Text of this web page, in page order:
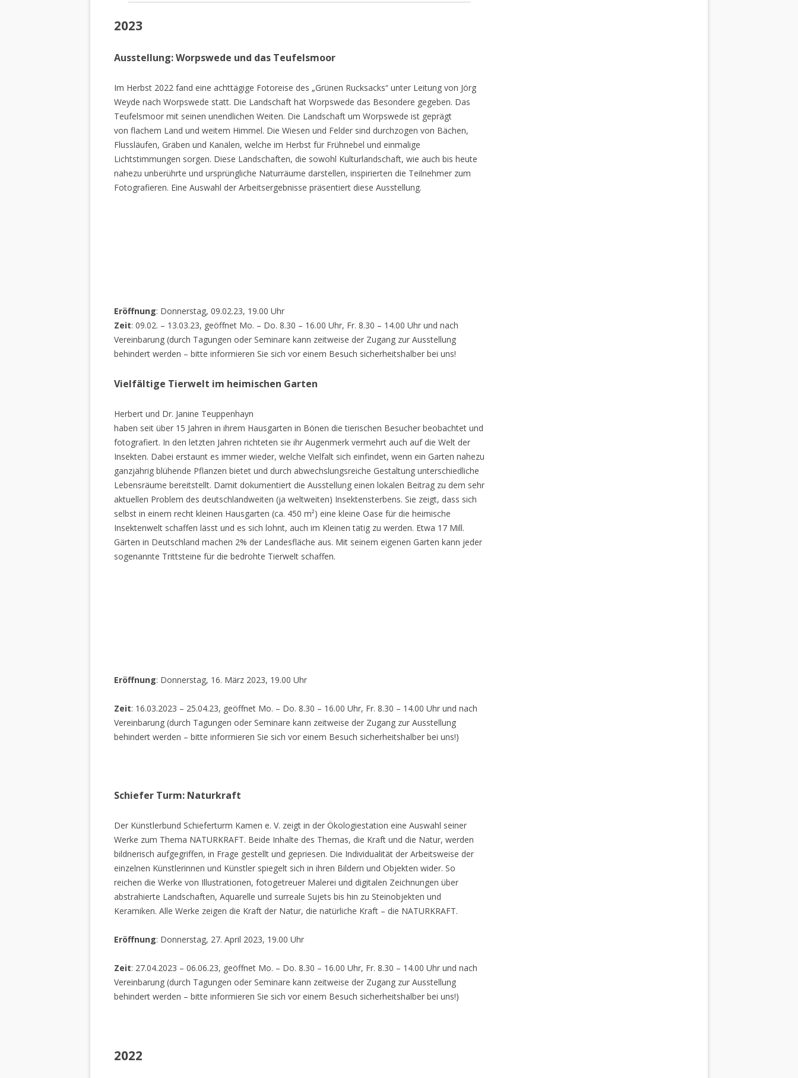
2023
Ausstellung: Worpswede und das Teufelsmoor
Im Herbst 2022 fand eine achttägige Fotoreise des „Grünen Rucksacks“ unter Leitung von Jörg
Weyde nach Worpswede statt. Die Landschaft hat Worpswede das Besondere gegeben. Das
Teufelsmoor mit seinen unendlichen Weiten. Die Landschaft um Worpswede ist geprägt
von flachem Land und weitem Himmel. Die Wiesen und Felder sind durchzogen von Bächen,
Flussläufen, Gräben und Kanälen, welche im Herbst für Frühnebel und einmalige
Lichtstimmungen sorgen. Diese Landschaften, die sowohl Kulturlandschaft, wie auch bis heute
nahezu unberührte und ursprüngliche Naturräume darstellen, inspirierten die Teilnehmer zum
Fotografieren. Eine Auswahl der Arbeitsergebnisse präsentiert diese Ausstellung.
Eröffnung: Donnerstag, 09.02.23, 19.00 Uhr
Zeit: 09.02. – 13.03.23, geöffnet Mo. – Do. 8.30 – 16.00 Uhr, Fr. 8.30 – 14.00 Uhr und nach
Vereinbarung (durch Tagungen oder Seminare kann zeitweise der Zugang zur Ausstellung
behindert werden – bitte informieren Sie sich vor einem Besuch sicherheitshalber bei uns!
Vielfältige Tierwelt im heimischen Garten
Herbert und Dr. Janine Teuppenhayn
haben seit über 15 Jahren in ihrem Hausgarten in Bönen die tierischen Besucher beobachtet und
fotografiert. In den letzten Jahren richteten sie ihr Augenmerk vermehrt auch auf die Welt der
Insekten. Dabei erstaunt es immer wieder, welche Vielfalt sich einfindet, wenn ein Garten nahezu
ganzjährig blühende Pflanzen bietet und durch abwechslungsreiche Gestaltung unterschiedliche
Lebensräume bereitstellt. Damit dokumentiert die Ausstellung einen lokalen Beitrag zu dem sehr
aktuellen Problem des deutschlandweiten (ja weltweiten) Insektensterbens. Sie zeigt, dass sich
selbst in einem recht kleinen Hausgarten (ca. 450 m²) eine kleine Oase für die heimische
Insektenwelt schaffen lässt und es sich lohnt, auch im Kleinen tätig zu werden. Etwa 17 Mill.
Gärten in Deutschland machen 2% der Landesfläche aus. Mit seinem eigenen Garten kann jeder
sogenannte Trittsteine für die bedrohte Tierwelt schaffen.
Eröffnung: Donnerstag, 16. März 2023, 19.00 Uhr
Zeit: 16.03.2023 – 25.04.23, geöffnet Mo. – Do. 8.30 – 16.00 Uhr, Fr. 8.30 – 14.00 Uhr und nach
Vereinbarung (durch Tagungen oder Seminare kann zeitweise der Zugang zur Ausstellung
behindert werden – bitte informieren Sie sich vor einem Besuch sicherheitshalber bei uns!)
Schiefer Turm: Naturkraft
Der Künstlerbund Schieferturm Kamen e. V. zeigt in der Ökologiestation eine Auswahl seiner
Werke zum Thema NATURKRAFT. Beide Inhalte des Themas, die Kraft und die Natur, werden
bildnerisch aufgegriffen, in Frage gestellt und gepriesen. Die Individualität der Arbeitsweise der
einzelnen Künstlerinnen und Künstler spiegelt sich in ihren Bildern und Objekten wider. So
reichen die Werke von Illustrationen, fotogetreuer Malerei und digitalen Zeichnungen über
abstrahierte Landschaften, Aquarelle und surreale Sujets bis hin zu Steinobjekten und
Keramiken. Alle Werke zeigen die Kraft der Natur, die natürliche Kraft – die NATURKRAFT.
Eröffnung: Donnerstag, 27. April 2023, 19.00 Uhr
Zeit: 27.04.2023 – 06.06.23, geöffnet Mo. – Do. 8.30 – 16.00 Uhr, Fr. 8.30 – 14.00 Uhr und nach
Vereinbarung (durch Tagungen oder Seminare kann zeitweise der Zugang zur Ausstellung
behindert werden – bitte informieren Sie sich vor einem Besuch sicherheitshalber bei uns!)
2022